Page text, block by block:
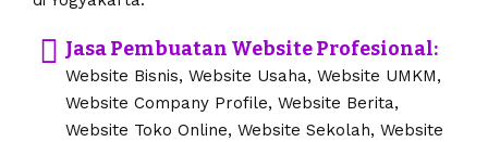
Jasa Pembuatan Website Profesional:
Website Bisnis, Website Usaha, Website UMKM,
Website Company Profile, Website Berita,
Website Toko Online, Website Sekolah, Website